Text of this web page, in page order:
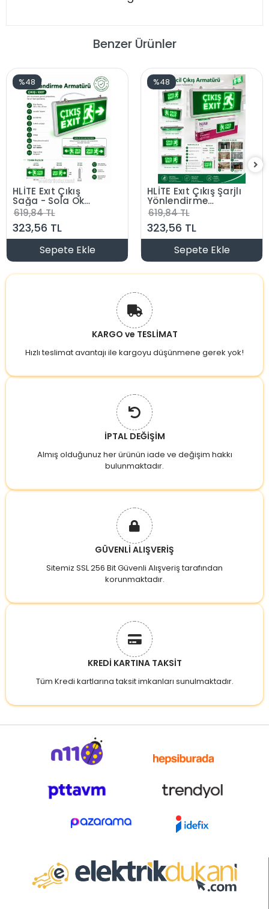
Benzer Ürünler
%48
HLİTE Exıt Çıkış
Sağa - Sola Ok
İşaretli Şarjlı
Yönlendirme
Armatürü Levhası
3w 220v IP20
619,84 TL
323,56 TL
Sepete Ekle
%48
HLİTE Exıt Çıkış Şarjlı
Yönlendirme
Armatürü Levhası
3w 220v IP20
619,84 TL
323,56 TL
Sepete Ekle
KARGO ve TESLİMAT
Hızlı teslimat avantajı ile kargoyu düşünmene gerek yok!
İPTAL DEĞİŞİM
Almış olduğunuz her ürünün iade ve değişim hakkı
bulunmaktadır.
GÜVENLİ ALIŞVERİŞ
Sitemiz SSL 256 Bit Güvenli Alışveriş tarafından
korunmaktadır.
KREDİ KARTINA TAKSİT
Tüm Kredi kartlarına taksit imkanları sunulmaktadır.